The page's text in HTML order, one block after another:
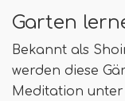
Garten
Bekannt als
werden diese
Meditation